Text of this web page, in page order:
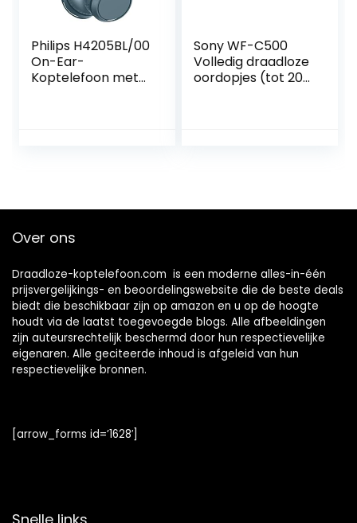
Philips H4205BL/00
On-Ear-
Koptelefoon met
2020/2021 Model
Sony WF-C500
Volledig draadloze
oordopjes (tot 20
en, Bluetooth)
Over ons
Draadloze-koptelefoon.com is een moderne alles-in-één
prijsvergelijkings- en beoordelingswebsite die de beste deals
biedt die beschikbaar zijn op amazon en u op de hoogte
houdt via de laatst toegevoegde blogs. Alle afbeeldingen
zijn auteursrechtelijk beschermd door hun respectievelijke
eigenaren. Alle geciteerde inhoud is afgeleid van hun
respectievelijke bronnen.
[arrow_forms id=’1628′]